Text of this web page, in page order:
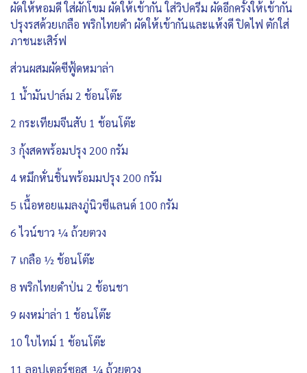
ผัดให้หอมดี ใส่ผักโขม ผัดให้เข้ากัน ใส่วิปครีม ผัดอีกครั้งให้เข้ากัน
ปรุงรสด้วยเกลือ พริกไทยดำ ผัดให้เข้ากันและแห้งดี ปิดไฟ ตักใส่
ภาชนะเสิร์ฟ
ส่วนผสมผัดซีฟู้ดหมาล่า
1 น้ำมันปาล์ม 2 ช้อนโต๊ะ
2 กระเทียมจีนสับ 1 ช้อนโต๊ะ
3 กุ้งสดพร้อมปรุง 200 กรัม
4 หมึกหั่นชิ้นพร้อมมปรุง 200 กรัม
5 เนื้อหอยแมลงภู่นิวซีแลนด์ 100 กรัม
6 ไวน์ขาว ¼ ถ้วยตวง
7 เกลือ ½ ช้อนโต๊ะ
8 พริกไทยดำป่น 2 ช้อนชา
9 ผงหม่าล่า 1 ช้อนโต๊ะ
10 ใบไทม์ 1 ช้อนโต๊ะ
11 ลอปเตอร์ซอส ¼ ถ้วยตวง